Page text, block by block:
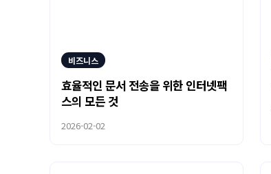
비즈니스
효율적인 문서 전송을 위한 인터넷팩
스의 모든 것
2026-02-02